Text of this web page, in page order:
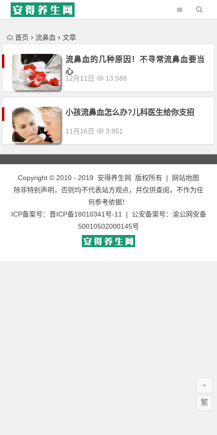
'); })();
首页 流鼻血 文章
流鼻血的几种原因！不寻常流鼻血要当
心
12月11日 13,588
小孩流鼻血怎么办?儿科医生给你支招
11月16日 3,951
Copyright © 2010 - 2019 安得养生网 版权所有 |
网站地图
除非特别声明，否则均不代表站方观点，并仅供查阅，不作为任
何参考依据！
ICP备案号： 晋ICP备18010341号-11 | 公安备案号： 渝公网安备
50010502000145号
繁